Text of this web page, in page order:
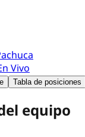
Vivo
Tabla de posiciones
equipo